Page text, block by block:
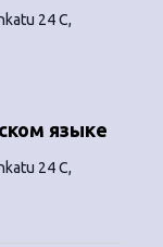
24 C,
языке
24 C,